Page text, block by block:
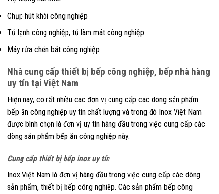
Chụp hút khói công nghiệp
Tủ lạnh công nghiệp, tủ làm mát công nghiệp
Máy rửa chén bát công nghiệp
Nhà cung cấp thiết bị bếp công nghiệp, bếp nhà hàng
uy tín tại Việt Nam
Hiện nay, có rất nhiều các đơn vị cung cấp các dòng sản phẩm
bếp ăn công nghiệp uy tín chất lượng và trong đó Inox Việt Nam
được bình chọn là đơn vị uy tín hàng đầu trong việc cung cấp các
dòng sản phẩm bếp ăn công nghiệp này.
Cung cấp thiết bị bếp inox uy tín
Inox Việt Nam là đơn vị hàng đầu trong việc cung cấp các dòng
sản phẩm, thiết bị bếp công nghiệp. Các sản phẩm bếp công